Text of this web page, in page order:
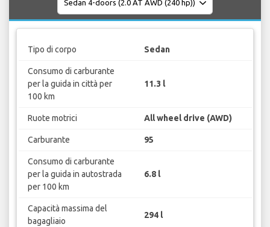
Tipo di corpo Sedan
Consumo di carburante
per la guida in città per
100 km
11.3 l
Ruote motrici All wheel drive (AWD)
Carburante 95
Consumo di carburante
per la guida in autostrada
per 100 km
6.8 l
Capacità massima del
bagagliaio
294 l